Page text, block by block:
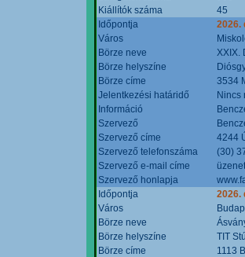
Kiállítók száma
45
Időpontja
2026.
Város
Börze neve
XXIX.
Börze helyszíne
Börze címe
3534
Jelentkezési határidő
Nincs
Információ
Szervező
Szervező címe
4244
Szervező telefonszáma
(30)
Szervező e-mail címe
Szervező honlapja
Időpontja
2026.
Város
Börze neve
Börze helyszíne
TIT
Börze címe
1113